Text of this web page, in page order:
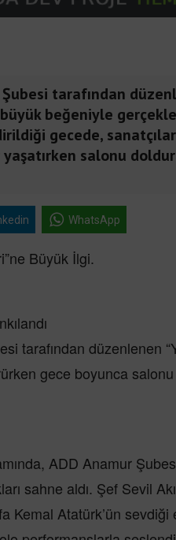
tarafından
büyük beğeniyle
gecede,
salonu
WhatsApp
Büyük İlgi.
tarafından düzenlenen
gece boyunca
ADD Anamur
sahne aldı. Şef Sevil
Atatürk’ün sevdiği